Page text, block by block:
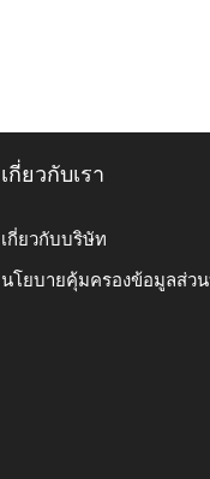
เกี่ยวกับเรา
เกี่ยวกับบริษัท
นโยบายคุ้มครองข้อมูลส่ว